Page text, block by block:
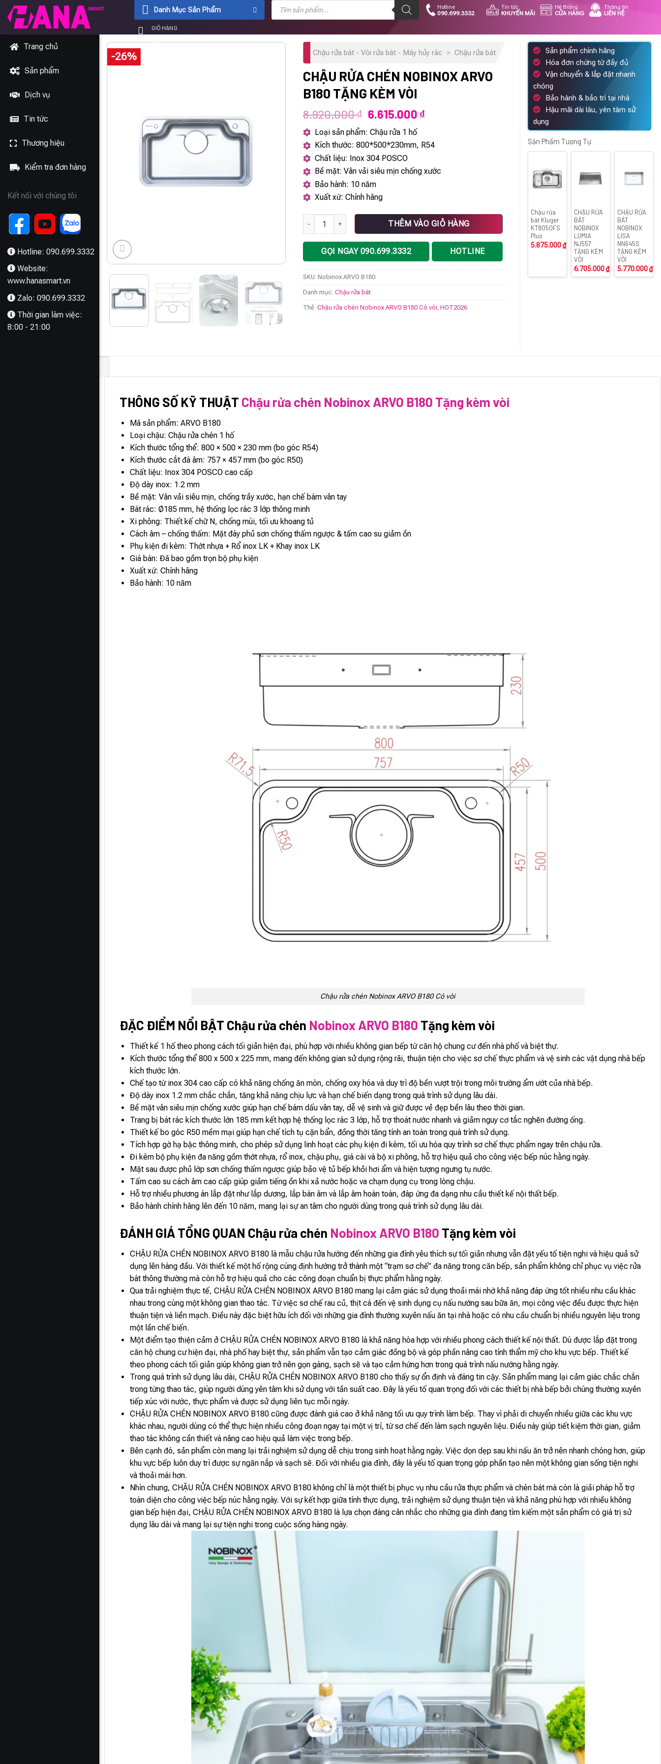
Chuyển
đến
dung
Danh Mục Sản Phẩm
Tìm
kiếm
phẩm
Hotline
090.699.3332
Tin tức
KHUYẾN MÃI
Hệ thống
CỬA HÀNG
Thông tin
LIÊN HỆ
GIỎ HÀNG
0₫
Trang chủ
Sản phẩm
Dịch vụ
Tin tức
Thương hiệu
Kiểm tra đơn hàng
Kết nối với chúng tôi
Hotline: 090.699.3332
Website:
www.hanasmart.vn
Zalo: 090.699.3332
Thời gian làm việc:
8:00 - 21:00
-26% Chậu rửa bát - Vòi rửa bát - Máy hủy rác > Chậu rửa bát
CHẬU RỬA CHÉN NOBINOX ARVO
B180 TẶNG KÈM VÒI
8.920.000₫
Giá
gốc
là:
8.920.000 ₫.
6.615.000 ₫Giá
là:
Loại sản phẩm: Chậu rửa 1 hố
Kích thước: 800*500*230mm, R54
Chất liệu: Inox 304 POSCO
Bề mặt: Vân vải siêu mịn chống xước
Bảo hành: 10 năm
Xuất xứ: Chính hãng
Chậu rửa chén Nobinox ARVO B180 Tặng kèm vòi số lượng
THÊM VÀO GIỎ HÀNG
GỌI NGAY 090.699.3332 HOTLINE
SKU:Nobinox.ARVO B180
Danh mục:Chậu rửa bát
Thẻ:Chậu rửa chén Nobinox ARVO B180 Có vòi,HOT2026
Sản phẩm chính hãng
Hóa đơn chứng từ đầy đủ
Vận chuyển & lắp đặt nhanh
chóng
Bảo hành & bảo trì tại nhà
Hậu mãi dài lâu, yên tâm sử
dụng
Sản Phẩm Tương Tự
Chậu rửa
bát Kluger
KT8050FS
Plus
5.875.000₫
CHẬU RỬA
BÁT
NOBINOX
LUMIA
NJ557
TẶNG KÈM
VÒI
6.705.000₫
CHẬU RỬA
BÁT
NOBINOX
LISA
NN645S
TẶNG KÈM
VÒI
5.770.000₫
THÔNG SỐ KỸ THUẬT Chậu rửa chén Nobinox ARVO B180 Tặng kèm vòi
Mã sản phẩm: ARVO B180
Loại chậu: Chậu rửa chén 1 hố
Kích thước tổng thể: 800 × 500 × 230 mm (bo góc R54)
Kích thước cắt đá âm: 757 × 457 mm (bo góc R50)
Chất liệu: Inox 304 POSCO cao cấp
Độ dày inox: 1.2 mm
Bề mặt: Vân vải siêu mịn, chống trầy xước, hạn chế bám vân tay
Bát rác: Ø185 mm, hệ thống lọc rác 3 lớp thông minh
Xi phông: Thiết kế chữ N, chống mùi, tối ưu khoang tủ
Cách âm – chống thấm: Mặt đáy phủ sơn chống thấm ngược & tấm cao su giảm ồn
Phụ kiện đi kèm: Thớt nhựa + Rổ inox LK + Khay inox LK
Giá bán: Đã bao gồm trọn bộ phụ kiện
Xuất xứ: Chính hãng
Bảo hành: 10 năm
Chậu rửa chén Nobinox ARVO B180 Có vòi
ĐẶC ĐIỂM NỔI BẬT Chậu rửa chén Nobinox ARVO B180 Tặng kèm vòi
Thiết kế 1 hố theo phong cách tối giản hiện đại, phù hợp với nhiều không gian bếp từ căn hộ chung cư đến nhà phố và biệt thự.
Kích thước tổng thể 800 x 500 x 225 mm, mang đến không gian sử dụng rộng rãi, thuận tiện cho việc sơ chế thực phẩm và vệ sinh các vật dụng nhà bếp
kích thước lớn.
Chế tạo từ inox 304 cao cấp có khả năng chống ăn mòn, chống oxy hóa và duy trì độ bền vượt trội trong môi trường ẩm ướt của nhà bếp.
Độ dày inox 1.2 mm chắc chắn, tăng khả năng chịu lực và hạn chế biến dạng trong quá trình sử dụng lâu dài.
Bề mặt vân siêu mịn chống xước giúp hạn chế bám dấu vân tay, dễ vệ sinh và giữ được vẻ đẹp bền lâu theo thời gian.
Trang bị bát rác kích thước lớn 185 mm kết hợp hệ thống lọc rác 3 lớp, hỗ trợ thoát nước nhanh và giảm nguy cơ tắc nghẽn đường ống.
Thiết kế bo góc R50 mềm mại giúp hạn chế tích tụ cặn bẩn, đồng thời tăng tính an toàn trong quá trình sử dụng.
Tích hợp gờ hạ bậc thông minh, cho phép sử dụng linh hoạt các phụ kiện đi kèm, tối ưu hóa quy trình sơ chế thực phẩm ngay trên chậu rửa.
Đi kèm bộ phụ kiện đa năng gồm thớt nhựa, rổ inox, chậu phụ, giá cài và bộ xi phông, hỗ trợ hiệu quả cho công việc bếp núc hằng ngày.
Mặt sau được phủ lớp sơn chống thấm ngược giúp bảo vệ tủ bếp khỏi hơi ẩm và hiện tượng ngưng tụ nước.
Tấm cao su cách âm cao cấp giúp giảm tiếng ồn khi xả nước hoặc va chạm dụng cụ trong lòng chậu.
Hỗ trợ nhiều phương án lắp đặt như lắp dương, lắp bán âm và lắp âm hoàn toàn, đáp ứng đa dạng nhu cầu thiết kế nội thất bếp.
Bảo hành chính hãng lên đến 10 năm, mang lại sự an tâm cho người dùng trong quá trình sử dụng lâu dài.
ĐÁNH GIÁ TỔNG QUAN Chậu rửa chén Nobinox ARVO B180 Tặng kèm vòi
CHẬU RỬA CHÉN NOBINOX ARVO B180 là mẫu chậu rửa hướng đến những gia đình yêu thích sự tối giản nhưng vẫn đặt yếu tố tiện nghi và hiệu quả sử
dụng lên hàng đầu. Với thiết kế một hố rộng cùng định hướng trở thành một “trạm sơ chế” đa năng trong căn bếp, sản phẩm không chỉ phục vụ việc rửa
bát thông thường mà còn hỗ trợ hiệu quả cho các công đoạn chuẩn bị thực phẩm hằng ngày.
Qua trải nghiệm thực tế, CHẬU RỬA CHÉN NOBINOX ARVO B180 mang lại cảm giác sử dụng thoải mái nhờ khả năng đáp ứng tốt nhiều nhu cầu khác
nhau trong cùng một không gian thao tác. Từ việc sơ chế rau củ, thịt cá đến vệ sinh dụng cụ nấu nướng sau bữa ăn, mọi công việc đều được thực hiện
thuận tiện và liền mạch. Điều này đặc biệt hữu ích đối với những gia đình thường xuyên nấu ăn tại nhà hoặc có nhu cầu chuẩn bị nhiều nguyên liệu trong
một lần chế biến.
Một điểm tạo thiện cảm ở CHẬU RỬA CHÉN NOBINOX ARVO B180 là khả năng hòa hợp với nhiều phong cách thiết kế nội thất. Dù được lắp đặt trong
căn hộ chung cư hiện đại, nhà phố hay biệt thự, sản phẩm vẫn tạo cảm giác đồng bộ và góp phần nâng cao tính thẩm mỹ cho khu vực bếp. Thiết kế
theo phong cách tối giản giúp không gian trở nên gọn gàng, sạch sẽ và tạo cảm hứng hơn trong quá trình nấu nướng hằng ngày.
Trong quá trình sử dụng lâu dài, CHẬU RỬA CHÉN NOBINOX ARVO B180 cho thấy sự ổn định và đáng tin cậy. Sản phẩm mang lại cảm giác chắc chắn
trong từng thao tác, giúp người dùng yên tâm khi sử dụng với tần suất cao. Đây là yếu tố quan trọng đối với các thiết bị nhà bếp bởi chúng thường xuyên
tiếp xúc với nước, thực phẩm và được sử dụng liên tục mỗi ngày.
CHẬU RỬA CHÉN NOBINOX ARVO B180 cũng được đánh giá cao ở khả năng tối ưu quy trình làm bếp. Thay vì phải di chuyển nhiều giữa các khu vực
khác nhau, người dùng có thể thực hiện nhiều công đoạn ngay tại một vị trí, từ sơ chế đến làm sạch nguyên liệu. Điều này giúp tiết kiệm thời gian, giảm
thao tác không cần thiết và nâng cao hiệu quả làm việc trong bếp.
Bên cạnh đó, sản phẩm còn mang lại trải nghiệm sử dụng dễ chịu trong sinh hoạt hằng ngày. Việc dọn dẹp sau khi nấu ăn trở nên nhanh chóng hơn, giúp
khu vực bếp luôn duy trì được sự ngăn nắp và sạch sẽ. Đối với nhiều gia đình, đây là yếu tố quan trọng góp phần tạo nên một không gian sống tiện nghi
và thoải mái hơn.
Nhìn chung, CHẬU RỬA CHÉN NOBINOX ARVO B180 không chỉ là một thiết bị phục vụ nhu cầu rửa thực phẩm và chén bát mà còn là giải pháp hỗ trợ
toàn diện cho công việc bếp núc hằng ngày. Với sự kết hợp giữa tính thực dụng, trải nghiệm sử dụng thuận tiện và khả năng phù hợp với nhiều không
gian bếp hiện đại, CHẬU RỬA CHÉN NOBINOX ARVO B180 là lựa chọn đáng cân nhắc cho những gia đình đang tìm kiếm một sản phẩm có giá trị sử
dụng lâu dài và mang lại sự tiện nghi trong cuộc sống hàng ngày.